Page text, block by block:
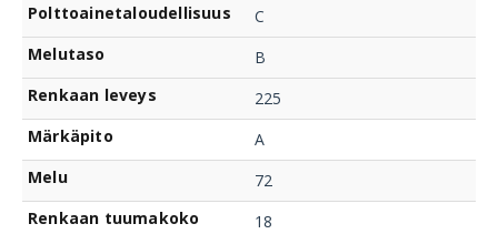
Polttoainetaloudellisuus
C
Melutaso
B
Renkaan leveys
225
Märkäpito
A
Melu
72
Renkaan tuumakoko
18